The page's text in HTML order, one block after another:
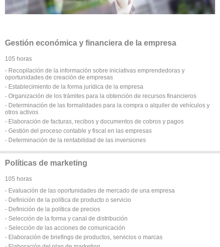
Gestión económica y financiera de la empresa
105 horas
- Recopilación de la información sobre iniciativas emprendedoras y
oportunidades de creación de empresas
- Establecimiento de la forma jurídica de la empresa
- Organización de los trámites para la obtención de recursos financieros
- Determinación de las formalidades para la compra o alquiler de vehículos y
otros activos
- Elaboración de facturas, recibos y documentos de cobros y pagos
- Gestión del proceso contable y fiscal en las empresas
- Determinación de la rentabilidad de las inversiones
Políticas de marketing
105 horas
- Evaluación de las oportunidades de mercado de una empresa
- Definición de la política de producto o servicio
- Definición de la política de precios
- Selección de la forma y canal de distribución
- Selección de las acciones de comunicación
- Elaboración de briefings de productos, servicios o marcas